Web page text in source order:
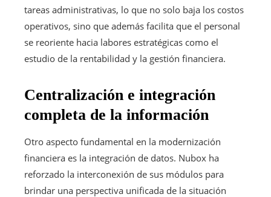
tareas administrativas, lo que no solo baja los costos
operativos, sino que además facilita que el personal
se reoriente hacia labores estratégicas como el
estudio de la rentabilidad y la gestión financiera.
Centralización e integración
completa de la información
Otro aspecto fundamental en la modernización
financiera es la integración de datos. Nubox ha
reforzado la interconexión de sus módulos para
brindar una perspectiva unificada de la situación